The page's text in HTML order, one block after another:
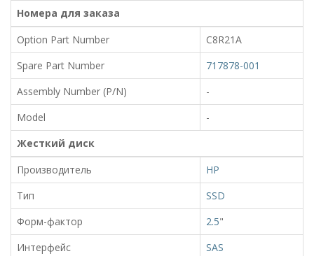
Номера для заказа
Option Part Number
C8R21A
Spare Part Number
717878-001
Assembly Number (P/N)
-
Model
-
Жесткий диск
Производитель
HP
Тип
SSD
Форм-фактор
2.5"
Интерфейс
SAS